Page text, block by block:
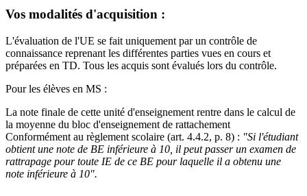
Vos modalités d'acquisition :
L'évaluation de l'UE se fait uniquement par un contrôle de
connaissance reprenant les différentes parties vues en cours et
préparées en TD. Tous les acquis sont évalués lors du contrôle.
Pour les élèves en MS :
La note finale de cette unité d'enseignement rentre dans le calcul de
la moyenne du bloc d'enseignement de rattachement
Conformément au règlement scolaire (art. 4.4.2, p. 8) : "Si l'étudiant
obtient une note de BE inférieure à 10, il peut passer un examen de
rattrapage pour toute IE de ce BE pour laquelle il a obtenu une
note inférieure à 10".